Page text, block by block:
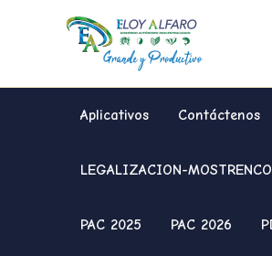
Aplicativos Contáctenos
LEGALIZACION-MOSTRENCO
PAC 2025 PAC 2026